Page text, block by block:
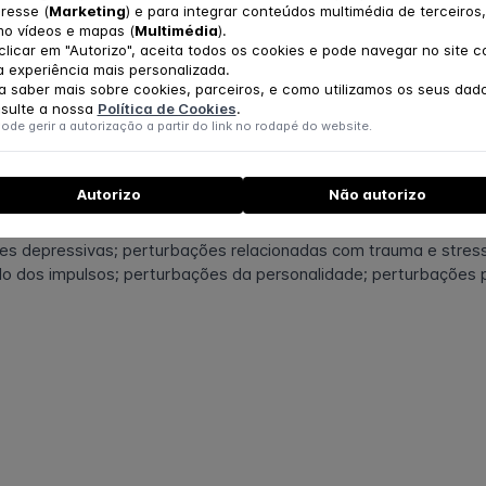
(Marketing) e para integrar conteúdos multimédia de terceiros,
vídeos e mapas (Multimédia).
em "Autorizo", aceita todos os cookies e pode navegar no site
experiência mais personalizada.
saber mais sobre cookies, parceiros, e como utilizamos os seus
a nossa Política de Cookies.
gerir a autorização a partir do link no rodapé do website.
Autorizo Não autorizo
FPCE-UC (2013).
profissional
da Ordem dos Psicólogos Portugueses (OPP),
Psicoterapia. Psicoterapeuta e Supervisor Cognitivo-
(APTC)/European Association for Behavioural
relevante
(2003-...); Docente em cursos pós-graduados de
profissionais pelo IEFP (2008-2014) e estágios de
Federação das Associações Portuguesas de Paralisia
de intervenção
depressivas; perturbações relacionadas com trauma e
dos impulsos; perturbações da personalidade; perturbações